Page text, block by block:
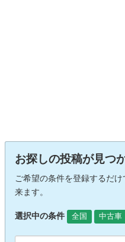
お探しの投稿が見つ
ご希望の条件を登録するだ
来ます。
選択中の条件 全国 中古車